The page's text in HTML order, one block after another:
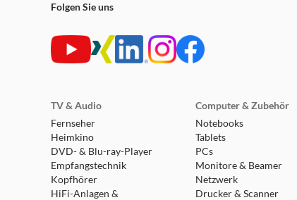
Folgen Sie uns
TV & Audio
Fernseher
Heimkino
DVD- & Blu-ray-Player
Empfangstechnik
Kopfhörer
HiFi-Anlagen &
Computer & Zubehör
Notebooks
Tablets
PCs
Monitore & Beamer
Netzwerk
Drucker & Scanner